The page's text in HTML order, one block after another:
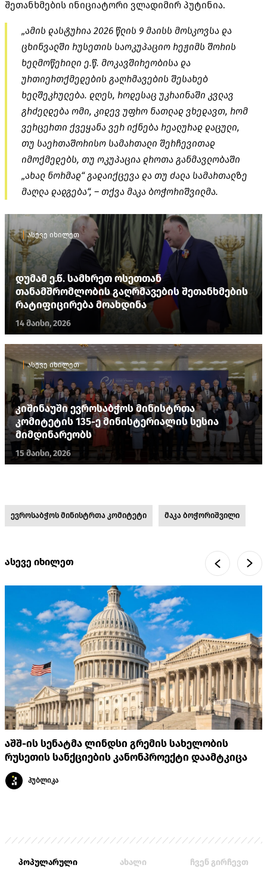
შეთანხმების ინიციატორი ვლადიმირ პუტინია.
„ამის დასტურია 2026 წლის 9 მაისს მოსკოვსა და
ცხინვალში რუსეთის საოკუპაციო რეჟიმს შორის
ხელმოწერილი ე.წ. მოკავშირეობისა და
ურთიერთქმედების გაღრმავების შესახებ
ხელშეკრულება. დღეს, როდესაც უკრაინაში კვლავ
გრძელდება ომი, კიდევ უფრო ნათლად ვხედავთ, რომ
ვერცერთი ქვეყანა ვერ იქნება რეალურად დაცული,
თუ საერთაშორისო სამართალი შერჩევითად
იმოქმედებს, თუ ოკუპაცია დროთა განმავლობაში
„ახალ ნორმად“ გადაიქცევა და თუ ძალა სამართალზე
მაღლა დადგება“, – თქვა მაკა ბოჭორიშვილმა.
ასევე იხილეთ
დუმამ ე.წ. სამხრეთ ოსეთთან
თანამშრომლობის გაღრმავების შეთანხმების
რატიფიცირება მოახდინა
14 მაისი, 2026
ასევე იხილეთ
კიშინაუში ევროსაბჭოს მინისტრთა
კომიტეტის 135-ე მინისტერიალის ​სესია
მიმდინარეობს
15 მაისი, 2026
ევროსაბჭოს მინისტრთა კომიტეტი მაკა ბოჭორიშვილი
ასევე იხილეთ
აშშ-ის სენატმა ლინდსი გრემის სახელობის
რუსეთის სანქციების კანონპროექტი დაამტკიცა
პუბლიკა
პოპულარული ახალი ჩვენ გირჩევთ